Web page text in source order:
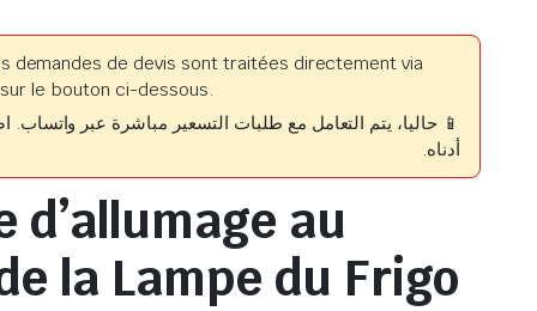
demandes de devis sont traitées directement via
le bouton ci-dessous.
📱 حاليا، يتم التعامل مع طلبات التسعير مباشرة عبر واتساب.
أدناه.
d’allumage au
la Lampe du Frigo